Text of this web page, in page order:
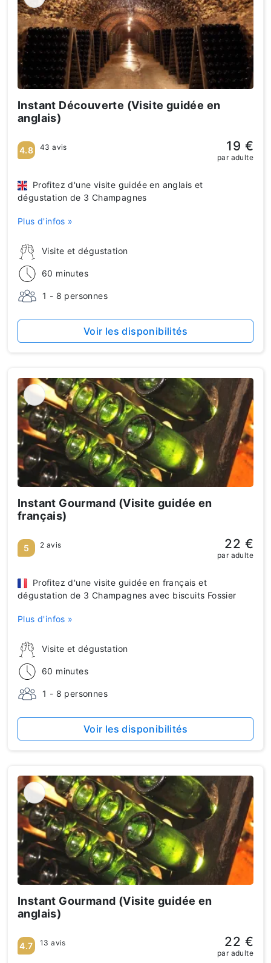
Instant Découverte (Visite guidée en
anglais)
Visite et dégustation
60 minutes
1 - 8 personnes
Profitez d'une visite guidée en anglais et
dégustation de 3 Champagnes
Plus d'infos »
4.8 43 avis 19 €
par adulte
Voir les disponibilités
Instant Gourmand (Visite guidée en
français)
Visite et dégustation
60 minutes
1 - 8 personnes
Profitez d'une visite guidée en français et
dégustation de 3 Champagnes avec biscuits Fossier
Plus d'infos »
5 2 avis 22 €
par adulte
Voir les disponibilités
Instant Gourmand (Visite guidée en
anglais)
4.7 13 avis 22 €
par adulte